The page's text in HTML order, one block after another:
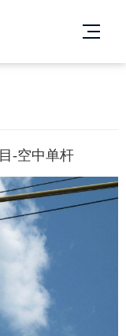
-空中单杆